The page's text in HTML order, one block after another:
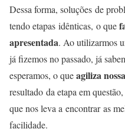
Dessa forma, soluções de
tendo etapas idênticas, o que
apresentada. Ao utilizarmos
já fizemos no passado, já
esperamos, o queagiliza
resultado da etapa em
que nos leva a encontrar as
facilidade.